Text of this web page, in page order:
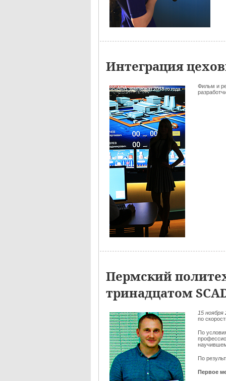
Интеграция
Фильм и
Пермский
тринадцатом
15 ноября
по
По
По
Первое